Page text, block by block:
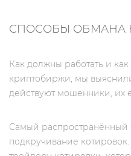
СПОСОБЫ ОБМАНА
Как должны работать и
криптобиржи, мы
действуют мошенники, их
Самый распространённый
подкручивание